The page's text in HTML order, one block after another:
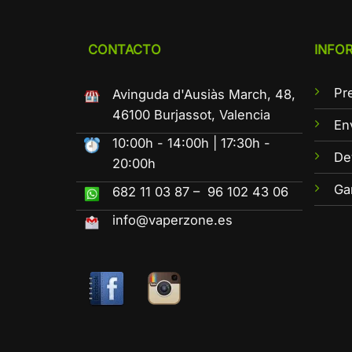
CONTACTO
Avinguda d'Ausiàs March, 48,
46100 Burjassot, Valencia
10:00h - 14:00h | 17:30h -
20:00h
682 11 03 87 – 96 102 43 06
info@vaperzone.es